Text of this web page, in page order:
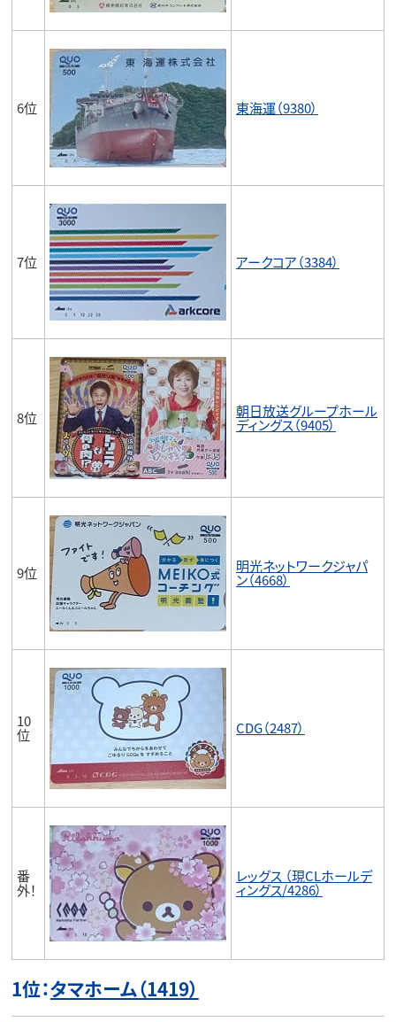
6位 東海運（9380）
7位 アークコア（3384）
8位 朝日放送グループホール
ディングス（9405）
9位 明光ネットワークジャパ
ン（4668）
10
位 CDG（2487）
番
外！
レッグス （現CLホールデ
ィングス/4286）
1位：タマホーム（1419）